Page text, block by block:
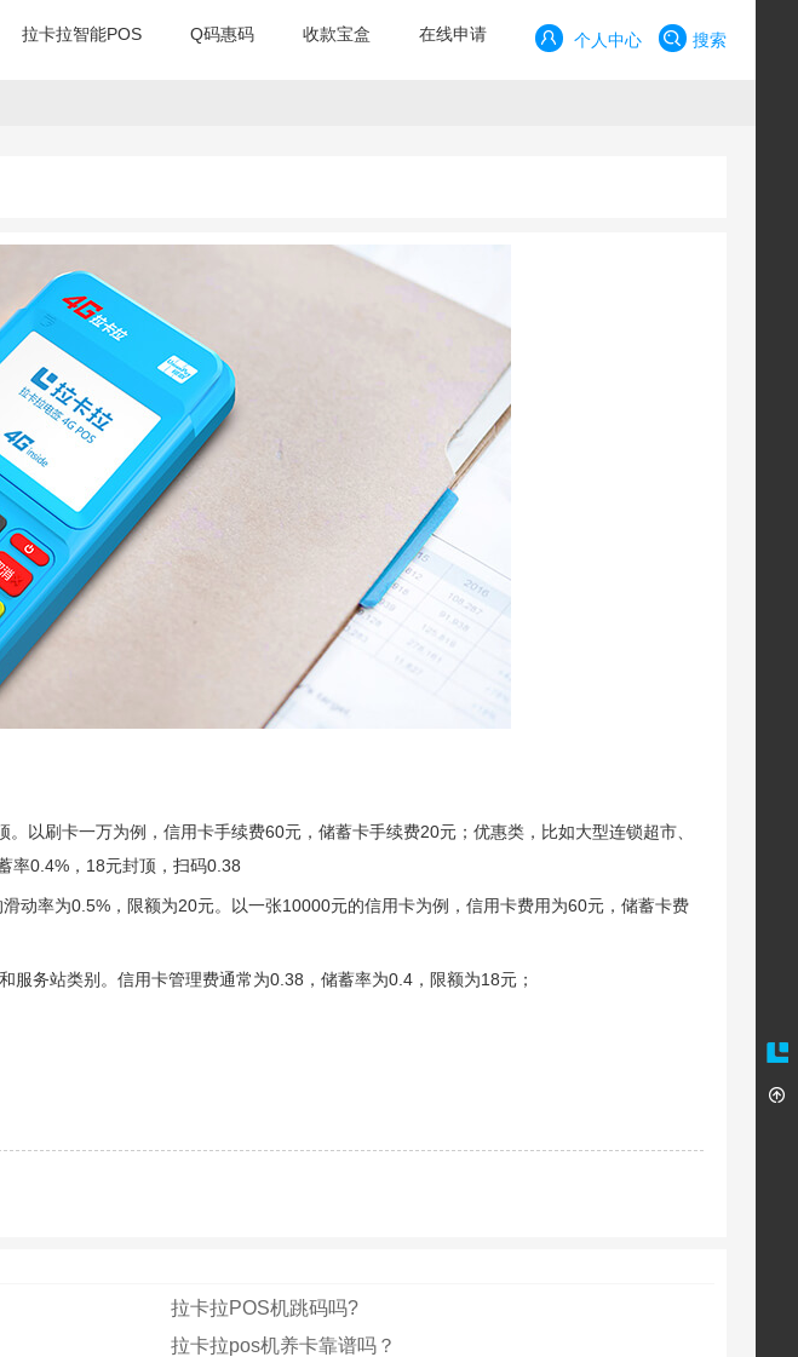
个人中心 搜索
拉卡拉智能POS Q码惠码 收款宝盒 在线申请
以刷卡一万为例，信用卡手续费60元，储蓄卡手续费20元；优惠类，比如大型连锁超市、
率0.4%，18元封顶，扫码0.38
动率为0.5%，限额为20元。以一张10000元的信用卡为例，信用卡费用为60元，储蓄卡费
服务站类别。信用卡管理费通常为0.38，储蓄率为0.4，限额为18元；
拉卡拉POS机跳码吗?
拉卡拉pos机养卡靠谱吗？